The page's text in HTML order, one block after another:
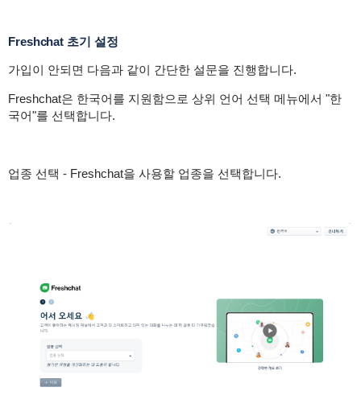
Freshchat 초기 설정
가입이 안되면 다음과 같이 간단한 설문을 진행합니다.
Freshchat은 한국어를 지원함으로 상위 언어 선택 메뉴에서 "한
국어"를 선택합니다.
업종 선택 - Freshchat을 사용할 업종을 선택합니다.